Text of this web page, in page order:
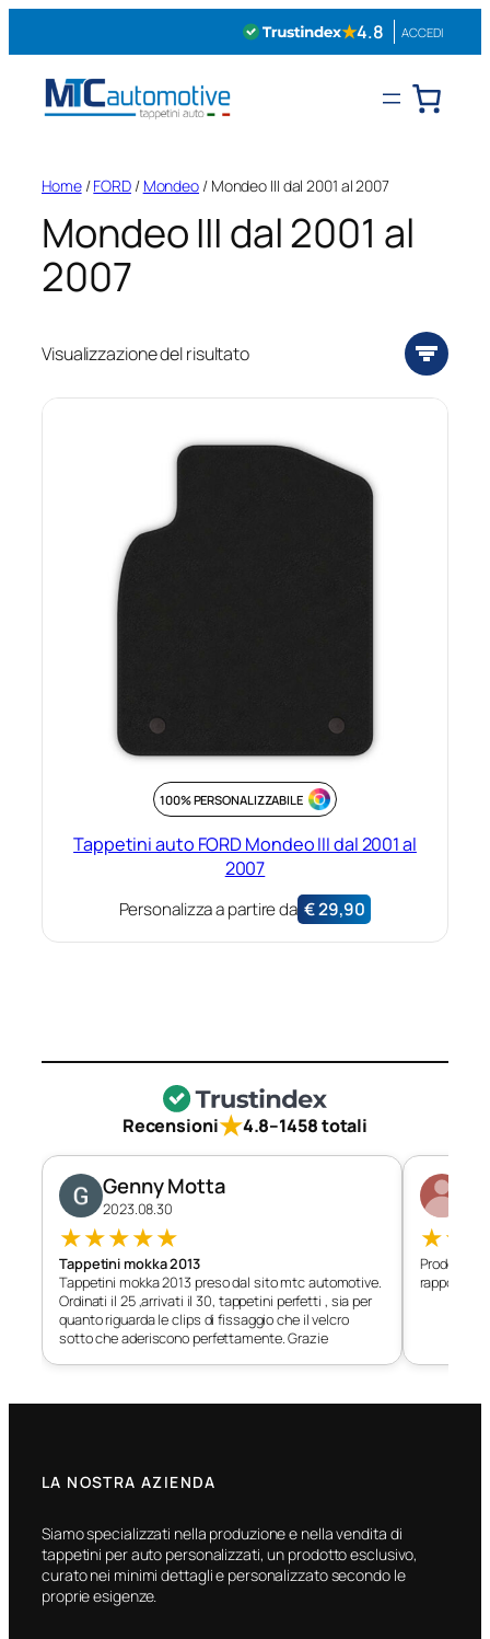
★4.8 ACCEDI
Home/FORD/ Mondeo / Mondeo III dal 2001 al 2007
Mondeo III dal 2001 al
2007
Visualizzazione del risultato
100% PERSONALIZZABILE
Tappetini auto FORD Mondeo III dal 2001 al
2007
Personalizza a partire da €29,90
Recensioni★4.8–1458 totali
Genny Motta
2023.08.30
★★★★★
Tappetini mokka 2013
Tappetini mokka 2013 preso dal sito mtc automotive.
Ordinati il 25 ,arrivati il 30, tappetini perfetti , sia per
quanto riguarda le clips di fissaggio che il velcro
sotto che aderiscono perfettamente. Grazie
★★
Prodotto
rapporto
LA NOSTRA AZIENDA
Siamo specializzati nella produzione e nella vendita di
tappetini per auto personalizzati, un prodotto esclusivo,
curato nei minimi dettagli e personalizzato secondo le
proprie esigenze.